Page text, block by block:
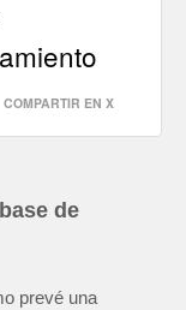
COMPARTIR EN X
de
prevé una